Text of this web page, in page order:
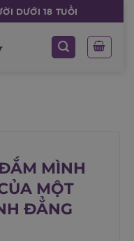
DƯỚI 18 TUỔI
MÌNH
MỘT
ĐẲNG